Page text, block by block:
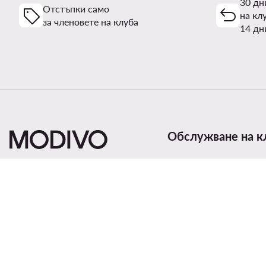
Отстъпки само
за членовете на клуба
на
14
Обслужване на